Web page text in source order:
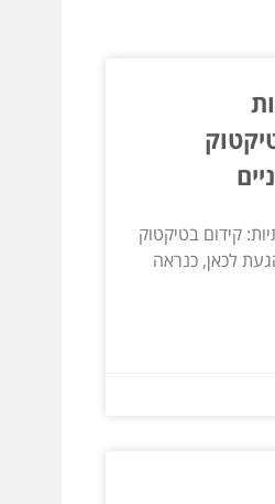
קידום בטיקטוק
לכאן, כנראה